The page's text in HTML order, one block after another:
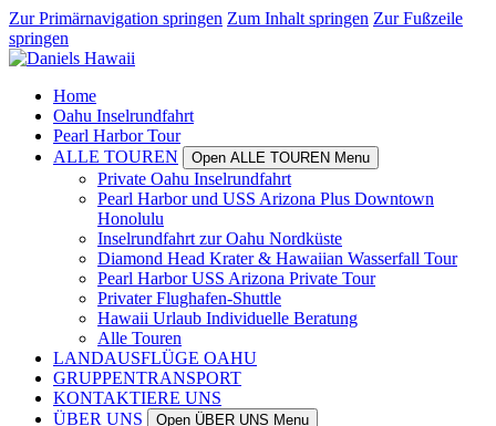
Zur Primärnavigation springen Zum Inhalt springen Zur Fußzeile
springen
Home
Oahu Inselrundfahrt
Pearl Harbor Tour
ALLE TOUREN
Open ALLE TOUREN Menu
Private Oahu Inselrundfahrt
Pearl Harbor und USS Arizona Plus Downtown
Honolulu
Inselrundfahrt zur Oahu Nordküste
Diamond Head Krater & Hawaiian Wasserfall Tour
Pearl Harbor USS Arizona Private Tour
Privater Flughafen-Shuttle
Hawaii Urlaub Individuelle Beratung
Alle Touren
LANDAUSFLÜGE OAHU
GRUPPENTRANSPORT
KONTAKTIERE UNS
ÜBER UNS
Open ÜBER UNS Menu